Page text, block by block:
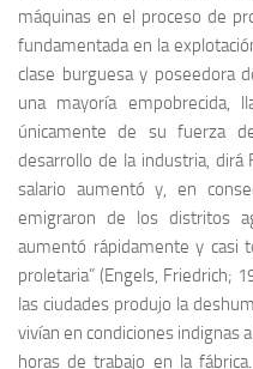
máquinas en el proceso de
fundamentada en la
clase burguesa y poseedora
una mayoría empobrecida,
únicamente de su fuerza
desarrollo de la industria, dirá
salario aumentó y, en
emigraron de los distritos
aumentó rápidamente y casi
proletaria” (Engels, Friedrich;
las ciudades produjo la
vivían en condiciones indignas
horas de trabajo en la